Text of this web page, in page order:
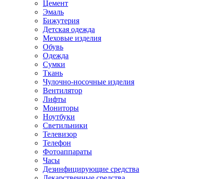
Цемент
Эмаль
Бижутерия
Детская одежда
Меховые изделия
Обувь
Одежда
Сумки
Ткань
Чулочно-носочные изделия
Вентилятор
Лифты
Мониторы
Ноутбуки
Светильники
Телевизор
Телефон
Фотоаппараты
Часы
Дезинфицирующие средства